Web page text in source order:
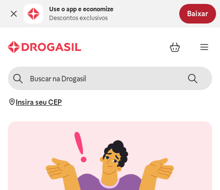
Use o app e economize
Descontos exclusivos
Baixar
Insira seu CEP